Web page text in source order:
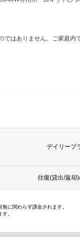
はありません。ご家庭内
デイリープ
往復(貸出/返却
に関わらず課金されます。
。